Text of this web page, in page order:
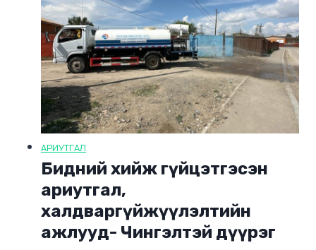
АРИУТГАЛ
Бидний хийж гүйцэтгэсэн
ариутгал,
халдваргүйжүүлэлтийн
ажлууд- Чингэлтэй дүүрэг